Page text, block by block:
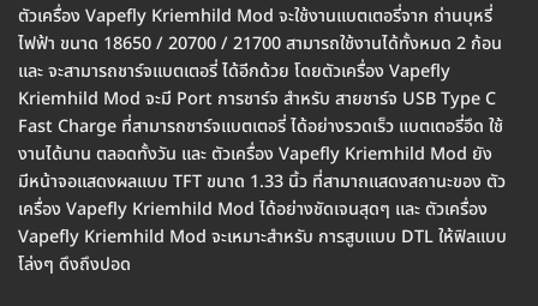
ตัวเครื่อง Vapefly Kriemhild Mod จะใช้งานแบตเตอรี่จาก ถ่านบุหรี่
ไฟฟ้า ขนาด 18650 / 20700 / 21700 สามารถใช้งานได้ทั้งหมด 2 ก้อน
และ จะสามารถชาร์จแบตเตอรี่ ได้อีกด้วย โดยตัวเครื่อง Vapefly
Kriemhild Mod จะมี Port การชาร์จ สำหรับ สายชาร์จ USB Type C
Fast Charge ที่สามารถชาร์จแบตเตอรี่ ได้อย่างรวดเร็ว แบตเตอรี่อึด ใช้
งานได้นาน ตลอดทั้งวัน และ ตัวเครื่อง Vapefly Kriemhild Mod ยัง
มีหน้าจอแสดงผลแบบ TFT ขนาด 1.33 นิ้ว ที่สามาถแสดงสถานะของ ตัว
เครื่อง Vapefly Kriemhild Mod ได้อย่างชัดเจนสุดๆ และ ตัวเครื่อง
Vapefly Kriemhild Mod จะเหมาะสำหรับ การสูบแบบ DTL ให้ฟิลแบบ
โล่งๆ ดึงถึงปอด